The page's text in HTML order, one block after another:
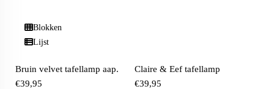
Blokken
Lijst
Bruin velvet tafellamp aap.
€39,95
Claire & Eef tafellamp
€39,95